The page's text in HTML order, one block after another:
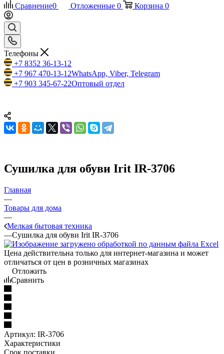
Сравнение0 Отложенные 0 Корзина 0
Телефоны
+7 8352 36-13-12
+7 967 470-13-12WhatsApp, Viber, Telegram
+7 903 345-67-22Оптовый отдел
Сушилка для обуви Irit IR-3706
Главная
—
Товары для дома
—
Мелкая бытовая техника
—Сушилка для обуви Irit IR-3706
Цена действительна только для интернет-магазина и может
отличаться от цен в розничных магазинах
Отложить
Сравнить
Артикул: IR-3706
Характеристики
Срок поставки